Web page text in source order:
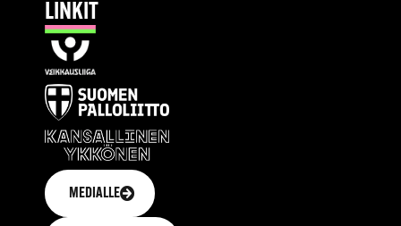
LINKIT
MEDIALLE